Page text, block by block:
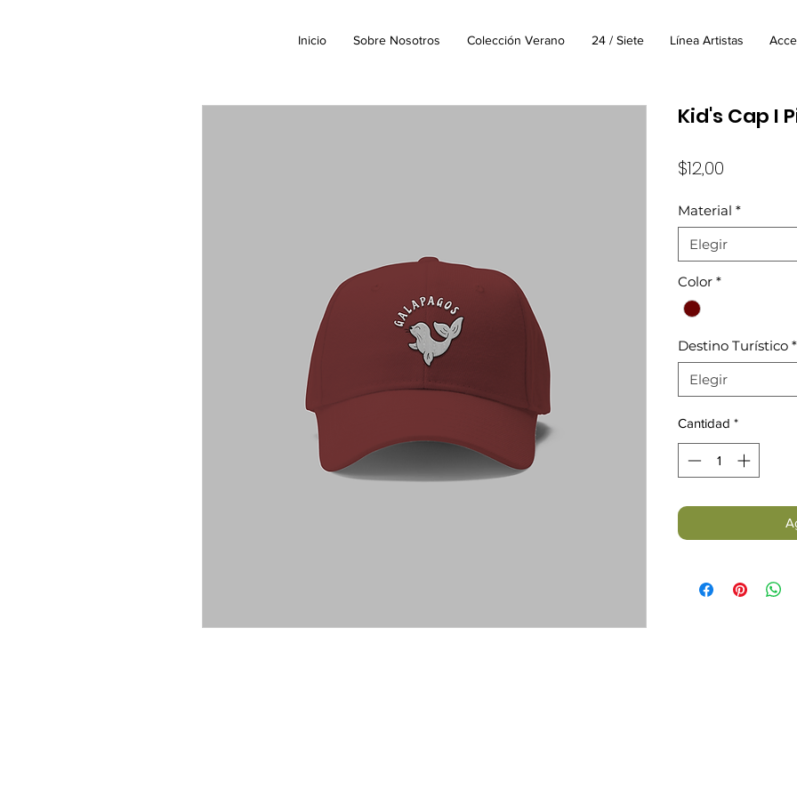
Inicio Sobre Nosotros Colección Verano 24 / Siete Línea Artistas
Kid's Cap I
$12,00
Material *
Elegir
Color *
Destino Turístico *
Elegir
Cantidad *